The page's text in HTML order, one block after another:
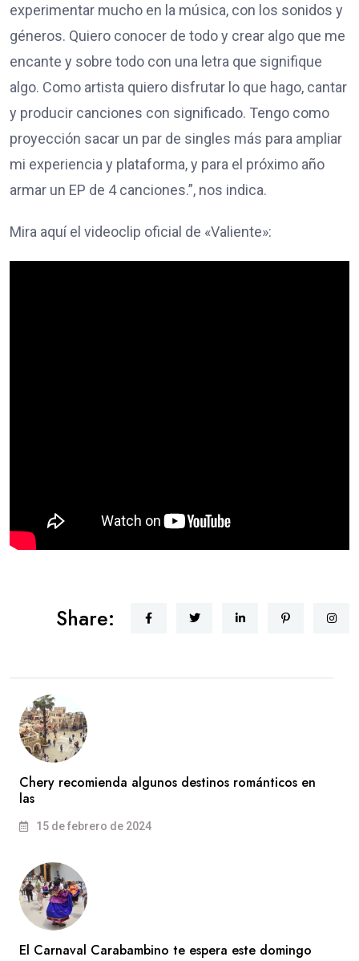
experimentar mucho en la música, con los sonidos y
géneros. Quiero conocer de todo y crear algo que me
encante y sobre todo con una letra que signifique
algo. Como artista quiero disfrutar lo que hago, cantar
y producir canciones con significado. Tengo como
proyección sacar un par de singles más para ampliar
mi experiencia y plataforma, y para el próximo año
armar un EP de 4 canciones.”, nos indica.
Mira aquí el videoclip oficial de «Valiente»:
Share:
Chery recomienda algunos destinos románticos en
las
15 de febrero de 2024
El Carnaval Carabambino te espera este domingo